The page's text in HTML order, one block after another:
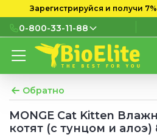
Зарегистрируйся и получи
0-800-33-11-88
0-800-33-11-88
мобильных номеров
(097) 133 11 88
(095) 133 11 88
Обратно
MONGE Cat Kitten
котят (с тунцом и алоэ)